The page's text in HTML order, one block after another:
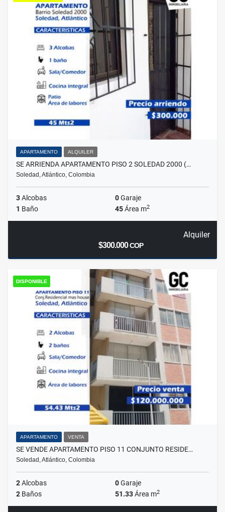
APARTAMENTO ALQUILER
SE ARRIENDA APARTAMENTO PISO 2 SOLEDAD 2000 (…
Soledad, Atlántico, Colombia
3Alcobas 0Garaje
1 Baño 45Área m2
Alquiler
$300.000COP
DISPONIBLE
APARTAMENTO VENTA
SE VENDE APARTAMENTO PISO 11 CONJUNTO RESIDE…
Soledad, Atlántico, Colombia
2Alcobas 0Garaje
2 Baños 51.33Área m2